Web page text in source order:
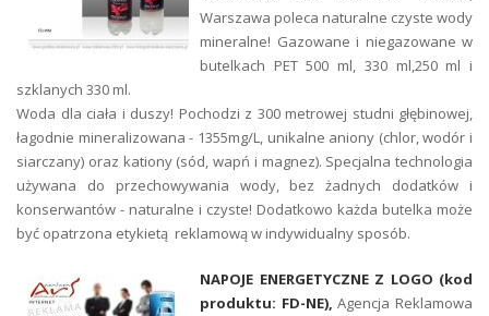
Warszawa poleca naturalne czyste wody
mineralne! Gazowane i niegazowane w
butelkach PET 500 ml, 330 ml,250 ml i
szklanych 330 ml.
Woda dla ciała i duszy! Pochodzi z 300 metrowej studni głębinowej,
łagodnie mineralizowana - 1355mg/L, unikalne aniony (chlor, wodór i
siarczany) oraz kationy (sód, wapń i magnez). Specjalna technologia
używana do przechowywania wody, bez żadnych dodatków i
konserwantów - naturalne i czyste! Dodatkowo każda butelka może
być opatrzona etykietą reklamową w indywidualny sposób.
NAPOJE ENERGETYCZNE Z LOGO (kod
produktu: FD-NE),Agencja Reklamowa